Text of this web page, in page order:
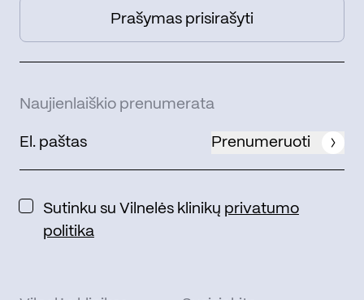
Prašymas prisirašyti
Naujienlaiškio prenumerata
Prenumeruoti
Sutinku su Vilnelės klinikų privatumo
politika